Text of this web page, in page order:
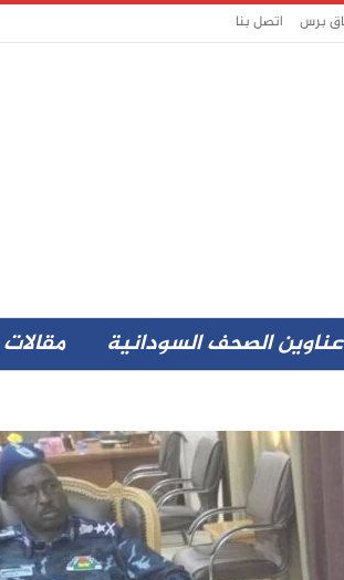
برس اتصل بنا
عناوين الصحف السودانية مقالات